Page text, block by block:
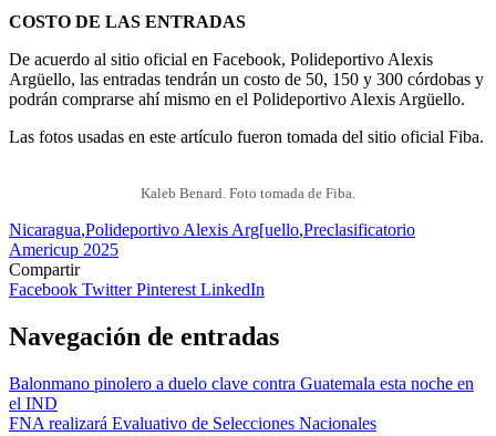
COSTO DE LAS ENTRADAS
De acuerdo al sitio oficial en Facebook, Polideportivo Alexis
Argüello, las entradas tendrán un costo de 50, 150 y 300 córdobas y
podrán comprarse ahí mismo en el Polideportivo Alexis Argüello.
Las fotos usadas en este artículo fueron tomada del sitio oficial Fiba.
Kaleb Benard. Foto tomada de Fiba.
Nicaragua,Polideportivo Alexis Arg[uello,Preclasificatorio
Americup 2025
Compartir
Facebook TwitterPinterest LinkedIn
Navegación de entradas
Balonmano pinolero a duelo clave contra Guatemala esta noche en
el IND
FNA realizará Evaluativo de Selecciones Nacionales